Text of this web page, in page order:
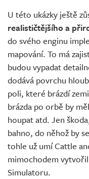
U této ukázky ještě
realističtějšího a
do svého enginu
mapování. To má
budou vypadat
dodává povrchu
poli, které brázdí
brázda po orbě by
houpat atd. Jen
bahno, do něhož by
tohle už umí Cattle
mimochodem
Simulatoru.